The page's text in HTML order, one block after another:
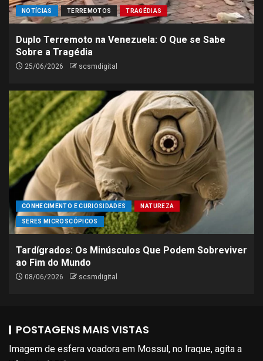
NOTÍCIAS TERREMOTOS TRAGÉDIAS
Duplo Terremoto na Venezuela: O Que se Sabe
Sobre a Tragédia
25/06/2026 scsmdigital
CONHECIMENTO E CURIOSIDADES NATUREZA
SERES MICROSCÓPICOS
Tardígrados: Os Minúsculos Que Podem Sobreviver
ao Fim do Mundo
08/06/2026 scsmdigital
POSTAGENS MAIS VISTAS
Imagem de esfera voadora em Mossul, no Iraque, agita a